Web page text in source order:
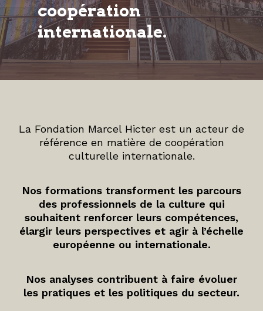
coopération
internationale.
La Fondation Marcel Hicter est un acteur de
référence en matière de coopération
culturelle internationale.
Nos formations transforment les parcours
des professionnels de la culture qui
souhaitent renforcer leurs compétences,
élargir leurs perspectives et agir à l’échelle
européenne ou internationale.
Nos analyses contribuent à faire évoluer
les pratiques et les politiques du secteur.